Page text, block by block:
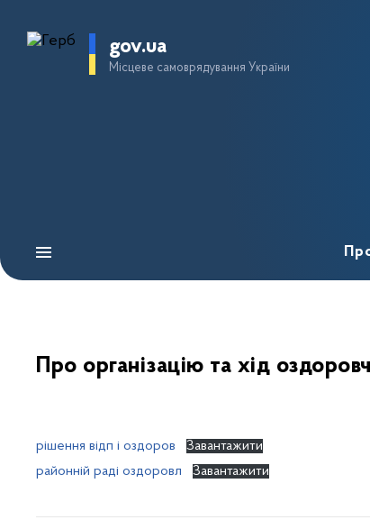
gov.ua
Місцеве самоврядування України
Про організацію та хід
рішення відп і оздоров
Завантажити
районній раді оздоровл
Завантажити